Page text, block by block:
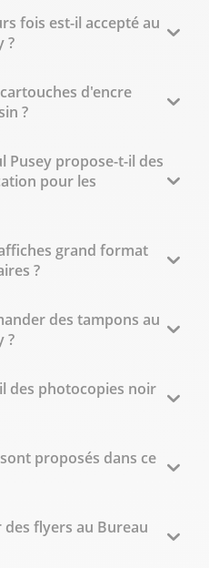
fois est-il accepté au
?
d'encre
?
Pusey propose-t-il des
pour les
grand format
?
des tampons au
?
des photocopies noir
proposés dans ce
flyers au Bureau